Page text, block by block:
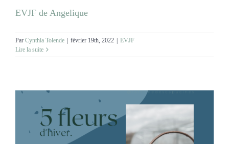
EVJF de Angelique
Par Cynthia Tolende février 19th, 2022
EVJF
Lire la suite